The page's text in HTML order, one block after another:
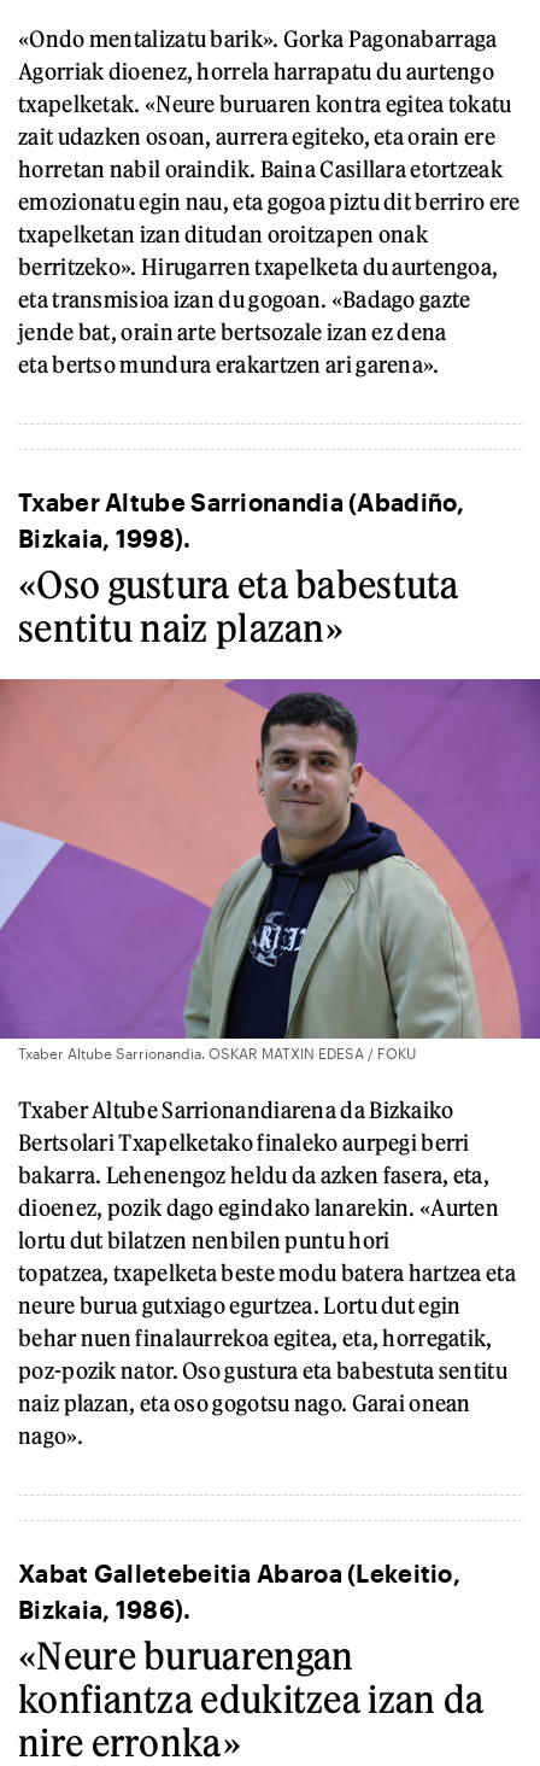
«Ondo mentalizatu barik». Gorka Pagonabarraga
Agorriak dioenez, horrela harrapatu du aurtengo
txapelketak. «Neure buruaren kontra egitea tokatu
zait udazken osoan, aurrera egiteko, eta orain ere
horretan nabil oraindik. Baina Casillara etortzeak
emozionatu egin nau, eta gogoa piztu dit berriro ere
txapelketan izan ditudan oroitzapen onak
berritzeko». Hirugarren txapelketa du aurtengoa,
eta transmisioa izan du gogoan. «Badago gazte
jende bat, orain arte bertsozale izan ez dena
eta bertso mundura erakartzen ari garena».
Txaber Altube Sarrionandia (Abadiño,
Bizkaia, 1998).
«Oso gustura eta babestuta
sentitu naiz plazan»
Txaber Altube Sarrionandia. OSKAR MATXIN EDESA / FOKU
Txaber Altube Sarrionandiarena da Bizkaiko
Bertsolari Txapelketako finaleko aurpegi berri
bakarra. Lehenengoz heldu da azken fasera, eta,
dioenez, pozik dago egindako lanarekin. «Aurten
lortu dut bilatzen nenbilen puntu hori
topatzea, txapelketa beste modu batera hartzea eta
neure burua gutxiago egurtzea. Lortu dut egin
behar nuen finalaurrekoa egitea, eta, horregatik,
poz-pozik nator. Oso gustura eta babestuta sentitu
naiz plazan, eta oso gogotsu nago. Garai onean
nago».
Xabat Galletebeitia Abaroa (Lekeitio,
Bizkaia, 1986).
«Neure buruarengan
konfiantza edukitzea izan da
nire erronka»